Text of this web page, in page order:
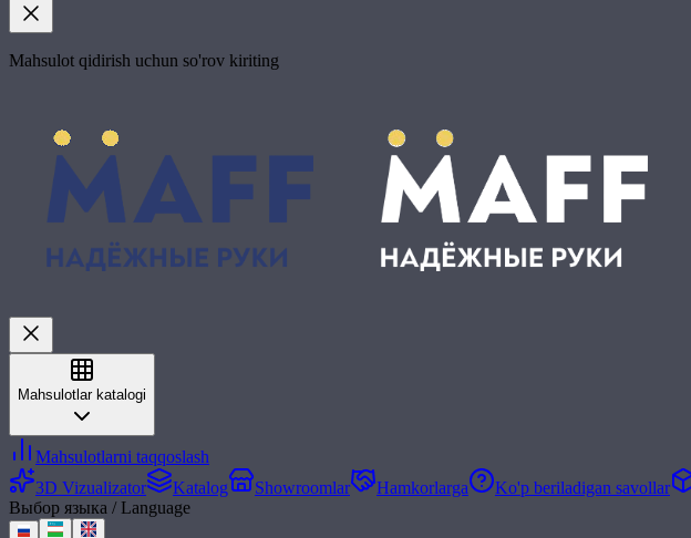
Mahsulot qidirish uchun so'rov kiriting
Mahsulotlar katalogi
Mahsulotlarni taqqoslash
3D Vizualizator
Katalog Showroomlar Hamkorlarga Ko'p beriladigan savollar
Выбор языка / Language